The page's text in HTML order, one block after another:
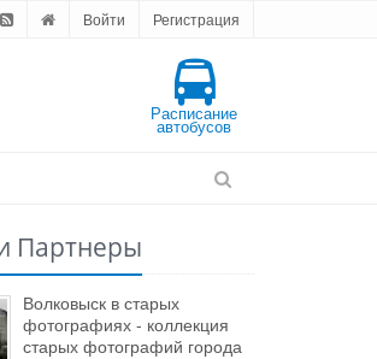
Войти Регистрация
Расписание
автобусов
Партнеры
Волковыск в старых
фотографиях - коллекция
старых фотографий города